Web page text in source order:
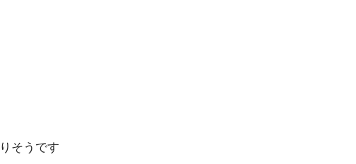
そうです